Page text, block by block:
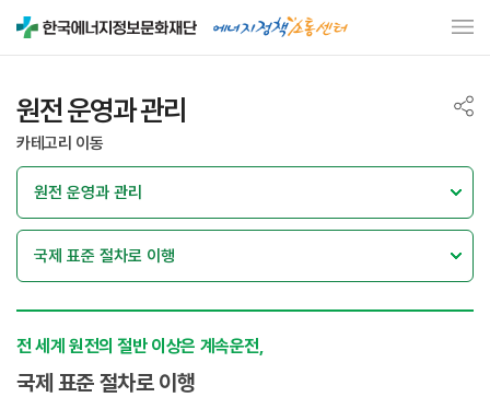
원전 운영과 관리
카테고리 이동
전 세계 원전의 절반 이상은 계속운전,
국제 표준 절차로 이행